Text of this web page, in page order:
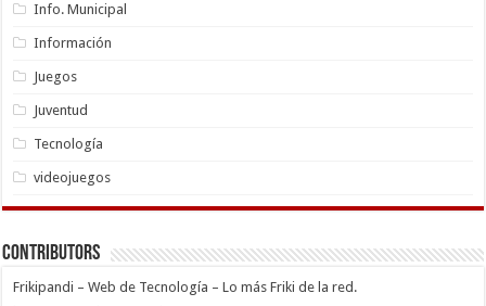
Info. Municipal
Información
Juegos
Juventud
Tecnología
videojuegos
Contributors
Frikipandi – Web de Tecnología – Lo más Friki de la red.